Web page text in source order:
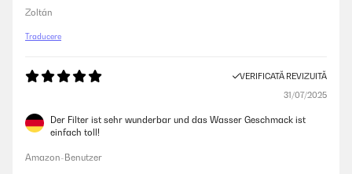
Zoltán
Traducere
VERIFICATĂ REVIZUITĂ
31/07/2025
Der Filter ist sehr wunderbar und das Wasser Geschmack ist
einfach toll!
Amazon-Benutzer